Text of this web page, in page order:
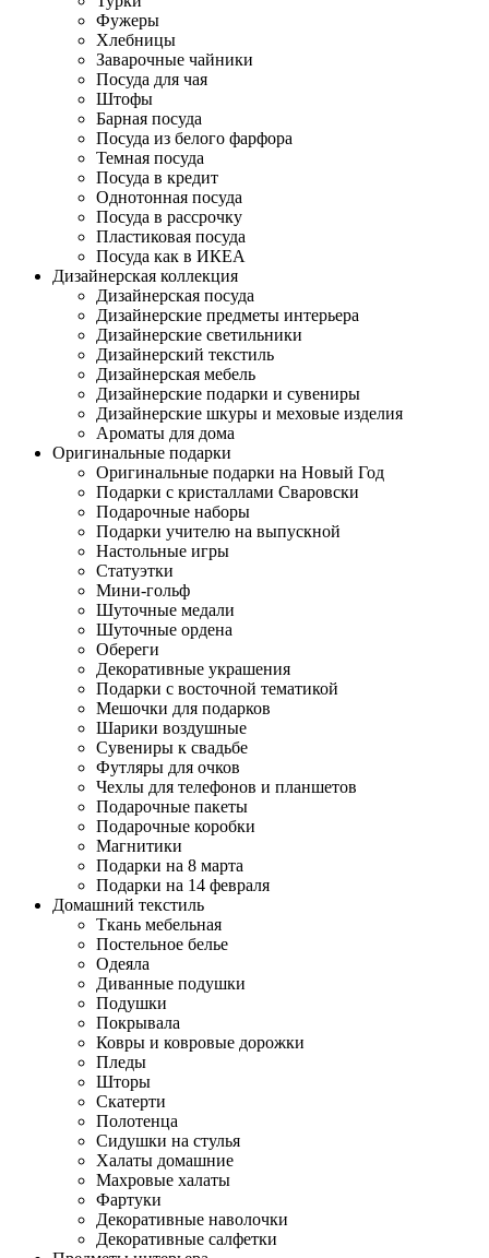
Фужеры
Хлебницы
Заварочные чайники
Посуда для чая
Штофы
Барная посуда
Посуда из белого фарфора
Темная посуда
Посуда в кредит
Однотонная посуда
Посуда в рассрочку
Пластиковая посуда
Посуда как в ИКЕА
Дизайнерская коллекция
Дизайнерская посуда
Дизайнерские предметы интерьера
Дизайнерские светильники
Дизайнерский текстиль
Дизайнерская мебель
Дизайнерские подарки и сувениры
Дизайнерские шкуры и меховые изделия
Ароматы для дома
Оригинальные подарки
Оригинальные подарки на Новый Год
Подарки с кристаллами Сваровски
Подарочные наборы
Подарки учителю на выпускной
Настольные игры
Статуэтки
Мини-гольф
Шуточные медали
Шуточные ордена
Обереги
Декоративные украшения
Подарки с восточной тематикой
Мешочки для подарков
Шарики воздушные
Сувениры к свадьбе
Футляры для очков
Чехлы для телефонов и планшетов
Подарочные пакеты
Подарочные коробки
Магнитики
Подарки на 8 марта
Подарки на 14 февраля
Домашний текстиль
Ткань мебельная
Постельное белье
Одеяла
Диванные подушки
Подушки
Покрывала
Ковры и ковровые дорожки
Пледы
Шторы
Скатерти
Полотенца
Сидушки на стулья
Халаты домашние
Махровые халаты
Фартуки
Декоративные наволочки
Декоративные салфетки